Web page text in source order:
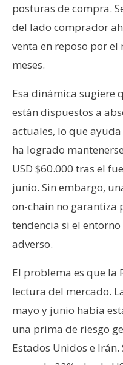
posturas de compra.
del lado comprador
venta en reposo por
meses.
Esa dinámica sugiere
están dispuestos a
actuales, lo que
ha logrado
USD $60.000 tras el
junio. Sin embargo,
on-chain no garantiza
tendencia si el
adverso.
El problema es que la
lectura del mercado.
mayo y junio había
una prima de riesgo
Estados Unidos e Irán.